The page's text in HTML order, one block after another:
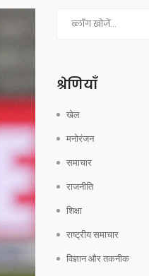
श्रेणियाँ
खेल
मनोरंजन
समाचार
राजनीति
शिक्षा
राष्ट्रीय समाचार
विज्ञान और तकनीक